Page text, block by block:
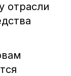
отрасли